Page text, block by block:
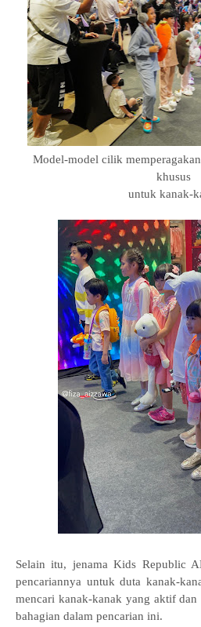
Model-model cilik
khusus
untuk kanak-
Selain itu, jenama Kids Republic
pencariannya untuk duta kanak-
mencari kanak-kanak yang aktif
bahagian dalam pencarian ini.